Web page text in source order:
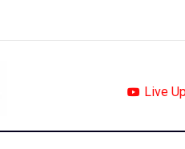
Live